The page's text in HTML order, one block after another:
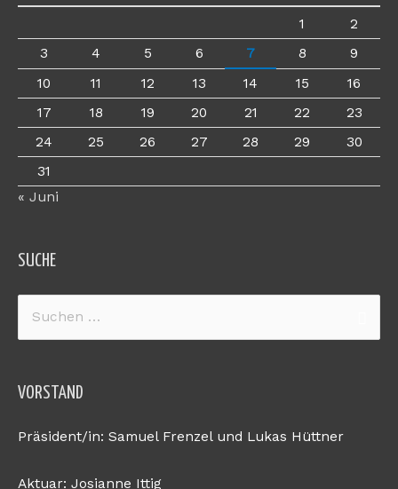
1
2
3
4 5 6 7 8
9
10
11 12 13 14 15
16
17
18 19 20 21 22
23
24
25 26 27 28 29
30
31
« Juni
SUCHE
Suchen
nach:
VORSTAND
Präsident/in: Samuel Frenzel und Lukas Hüttner
Aktuar: Josianne Ittig